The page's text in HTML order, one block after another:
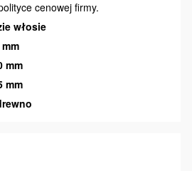
cenowej firmy.
włosie
mm
mm